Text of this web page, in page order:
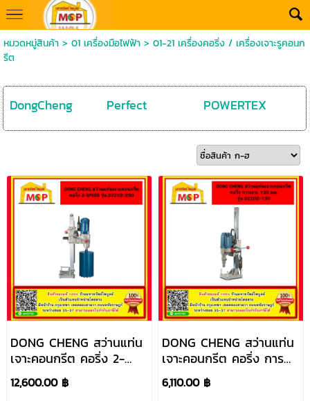
หมวดหมู่สินค้า> 01 เครื่องมือไฟฟ้า> 01-21 เครื่องคอริ่ง / เครื่องเจาะรูคอนก
รีต
DongCheng Perfect POWERTEX
DONG CHENG สว่านแท่น
เจาะคอนกรีต คอริ่ง 2-
Speed รุ่น DZZ02-250
12,600.00 ฿
DONG CHENG สว่านแท่น
เจาะคอนกรีต คอริ่ง การ
เจาะ 130 มม. รุ่น DZZ02-
130
6,110.00 ฿